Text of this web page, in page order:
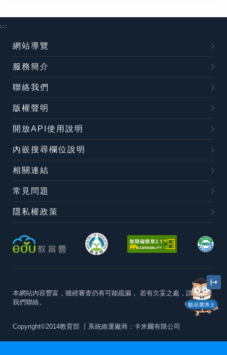
貓頭鷹博士
:::
網站導覽
服務簡介
聯絡我們
版權聲明
開放API使用說明
內嵌搜尋欄位說明
相關連結
常見問題
隱私權政策
本網站內容豐富，雖經審查仍有可能疏漏， 若有欠妥之處，請隨時與
我們聯絡。
Copyright©2014教育部 丨系統維運廠商：卡米爾有限公司